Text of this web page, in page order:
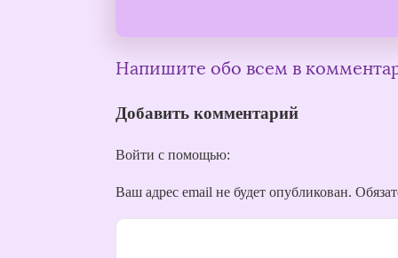
Напишите обо всем в
Добавить комментарий
Войти с помощью:
Ваш адрес email не будет опубликован.